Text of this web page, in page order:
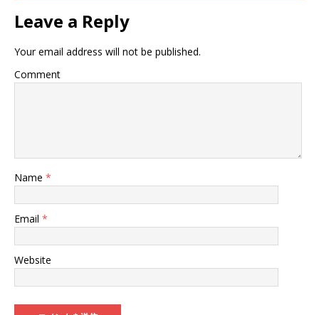
Leave a Reply
Your email address will not be published.
Comment
Name *
Email *
Website